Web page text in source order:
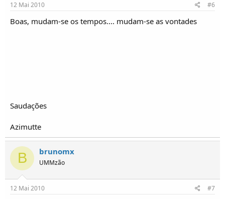
12 Mai 2010 #6
Boas, mudam-se os tempos.... mudam-se as vontades
Saudações
Azimutte
B brunomx
UMMzão
12 Mai 2010 #7